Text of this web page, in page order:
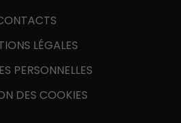
LÉGALES
PERSONNELLES
DES COOKIES